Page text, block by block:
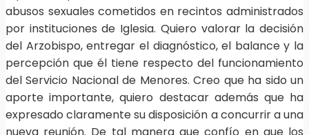
abusos sexuales cometidos en recintos administrados
por instituciones de Iglesia. Quiero valorar la decisión
del Arzobispo, entregar el diagnóstico, el balance y la
percepción que él tiene respecto del funcionamiento
del Servicio Nacional de Menores. Creo que ha sido un
aporte importante, quiero destacar además que ha
expresado claramente su disposición a concurrir a una